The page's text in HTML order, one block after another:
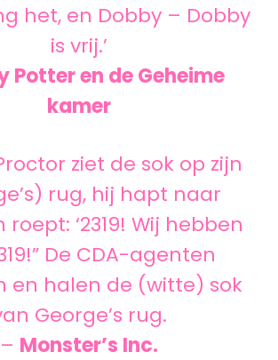
het, en Dobby – Dobby
is vrij.’
Potter en de Geheime
kamer
ziet de sok op zijn
rug, hij hapt naar
‘2319! Wij hebben
De CDA-agenten
en halen de (witte) sok
George’s rug.
– Monster’s Inc.